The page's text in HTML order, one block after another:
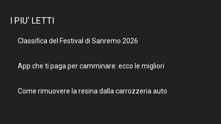
I PIU' LETTI
Classifica del Festival di Sanremo 2026
App che ti paga per camminare: ecco le migliori
Come rimuovere la resina dalla carrozzeria auto